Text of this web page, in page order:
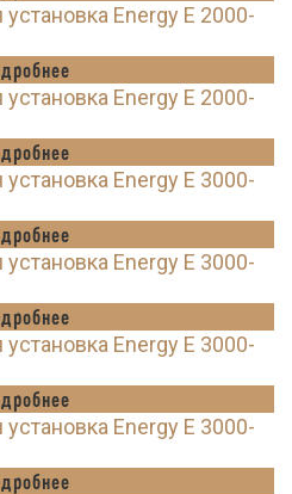
Energy E 2000-
Energy E 2000-
Energy E 3000-
Energy E 3000-
Energy E 3000-
Energy E 3000-